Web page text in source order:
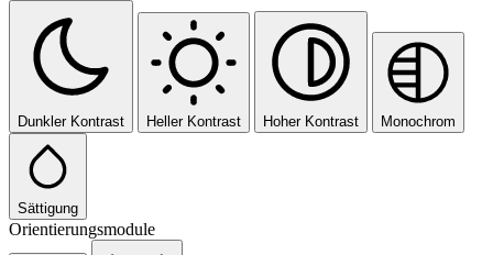
Dunkler Kontrast Heller Kontrast Hoher Kontrast Monochrom
Sättigung
Orientierungsmodule